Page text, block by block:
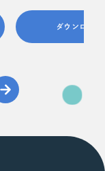
ダウンロード